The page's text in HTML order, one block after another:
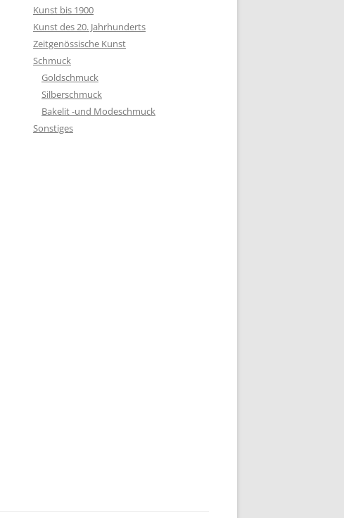
Kunst bis 1900
Kunst des 20. Jahrhunderts
Zeitgenössische Kunst
Schmuck
Goldschmuck
Silberschmuck
Bakelit -und Modeschmuck
Sonstiges